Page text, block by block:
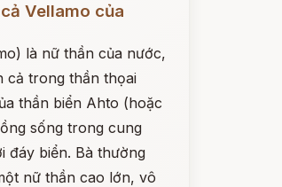
Vellamo của
là nữ thần của nước,
cả trong thần thọai
thần biển Ahto (hoặc
sống trong cung
đáy biển. Bà thường
nữ thần cao lớn, vô